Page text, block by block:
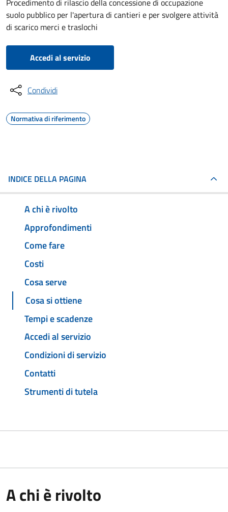
Procedimento di rilascio della concessione di occupazione
suolo pubblico per l'apertura di cantieri e per svolgere attività
di scarico merci e traslochi
Accedi al servizio
Condividi
Normativa di riferimento
INDICE DELLA PAGINA
A chi è rivolto
Approfondimenti
Come fare
Costi
Cosa serve
Cosa si ottiene
Tempi e scadenze
Accedi al servizio
Condizioni di servizio
Contatti
Strumenti di tutela
A chi è rivolto